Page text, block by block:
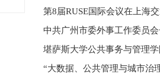
第8届RUSE国际会议在上海
中共广州市委外事工作委员
堪萨斯大学公共事务与管理
“大数据、公共管理与城市治